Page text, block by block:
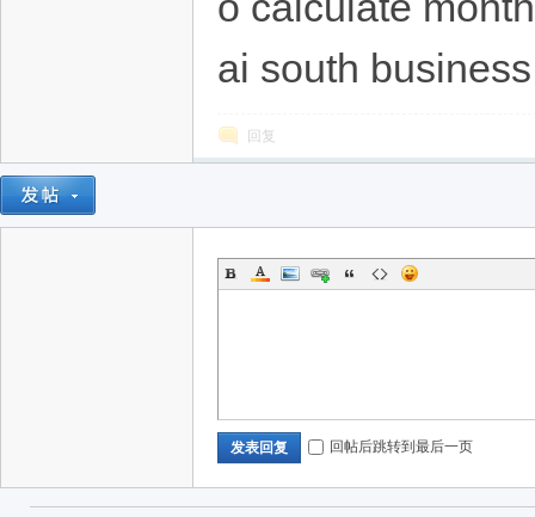
ai south
回复
发表回复 回帖后跳转到最后一页